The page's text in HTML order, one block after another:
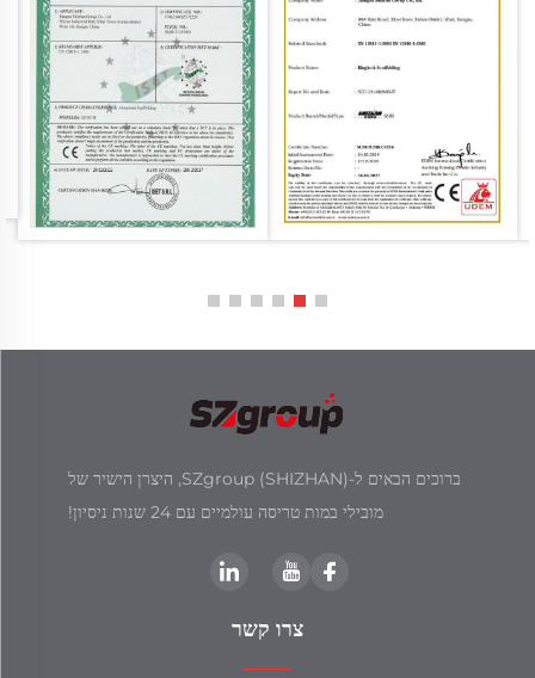
ברוכים הבאים ל-SZgroup (SHIZHAN), היצרן הישיר של
מובילי במות טריסה עולמיים עם 24 שנות ניסיון!
צרו קשר